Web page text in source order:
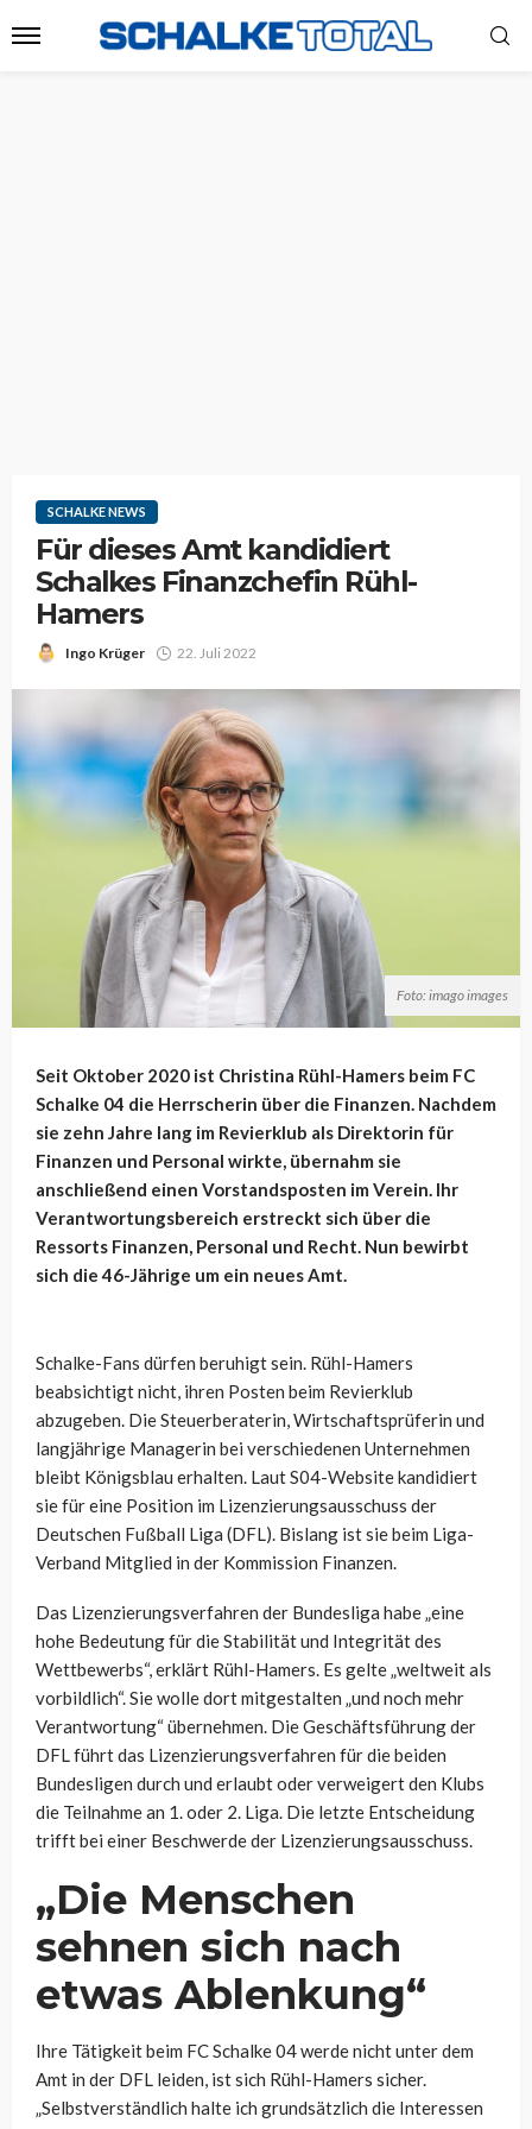
SCHALKE NEWS
Für dieses Amt kandidiert
Schalkes Finanzchefin Rühl-
Hamers
Ingo Krüger 22. Juli 2022
Foto: imago images
Seit Oktober 2020 ist Christina Rühl-Hamers beim FC
Schalke 04 die Herrscherin über die Finanzen. Nachdem
sie zehn Jahre lang im Revierklub als Direktorin für
Finanzen und Personal wirkte, übernahm sie
anschließend einen Vorstandsposten im Verein. Ihr
Verantwortungsbereich erstreckt sich über die
Ressorts Finanzen, Personal und Recht. Nun bewirbt
sich die 46-Jährige um ein neues Amt.
Schalke-Fans dürfen beruhigt sein. Rühl-Hamers
beabsichtigt nicht, ihren Posten beim Revierklub
abzugeben. Die Steuerberaterin, Wirtschaftsprüferin und
langjährige Managerin bei verschiedenen Unternehmen
bleibt Königsblau erhalten. Laut S04-Website kandidiert
sie für eine Position im Lizenzierungsausschuss der
Deutschen Fußball Liga (DFL). Bislang ist sie beim Liga-
Verband Mitglied in der Kommission Finanzen.
Das Lizenzierungsverfahren der Bundesliga habe „eine
hohe Bedeutung für die Stabilität und Integrität des
Wettbewerbs“, erklärt Rühl-Hamers. Es gelte „weltweit als
vorbildlich“. Sie wolle dort mitgestalten „und noch mehr
Verantwortung“ übernehmen. Die Geschäftsführung der
DFL führt das Lizenzierungsverfahren für die beiden
Bundesligen durch und erlaubt oder verweigert den Klubs
die Teilnahme an 1. oder 2. Liga. Die letzte Entscheidung
trifft bei einer Beschwerde der Lizenzierungsausschuss.
„Die Menschen
sehnen sich nach
etwas Ablenkung“
Ihre Tätigkeit beim FC Schalke 04 werde nicht unter dem
Amt in der DFL leiden, ist sich Rühl-Hamers sicher.
„Selbstverständlich halte ich grundsätzlich die Interessen